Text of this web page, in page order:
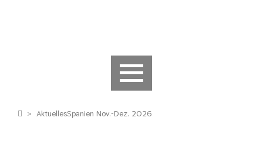
> AktuellesSpanien Nov.-Dez. 2026